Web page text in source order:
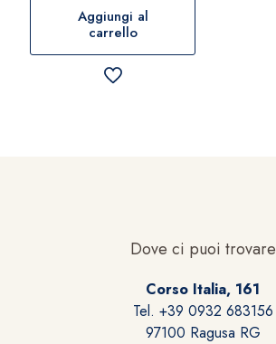
Aggiungi al
carrello
Dove ci puoi trovare
Corso Italia, 161
Tel. +39 0932 683156
97100 Ragusa RG